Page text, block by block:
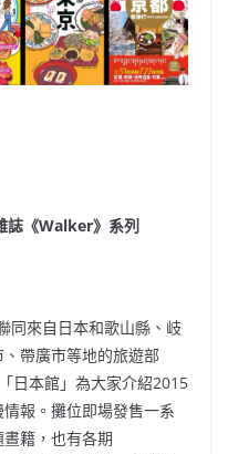
誌《Walker》系列
同來自日本和歌山縣、岐
帶廣市等地的旅遊部
日本館」為大家介紹2015
報。攤位即場發售一系
籍，也有各期